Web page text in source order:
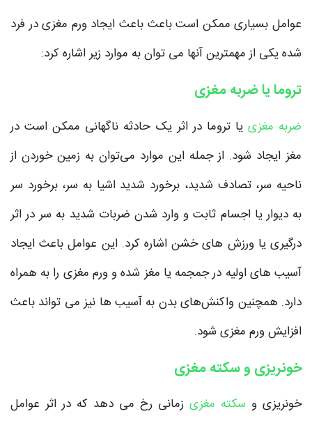
عوامل بسیاری ممکن است باعث باعث ایجاد ورم مغزی در فرد
شده یکی از مهمترین آنها می توان به موارد زیر اشاره کرد:
تروما یا ضربه مغزی
ضربه مغزی یا تروما در اثر یک حادثه ناگهانی ممکن است در
مغز ایجاد شود. از جمله این موارد می‌توان به زمین خوردن از
ناحیه سر، تصادف شدید، برخورد شدید اشیا به سر، برخورد سر
به دیوار یا اجسام ثابت و وارد شدن ضربات شدید به سر در اثر
درگیری یا ورزش های خشن اشاره کرد. این عوامل باعث ایجاد
آسیب های اولیه در جمجمه یا مغز شده و ورم مغزی را به همراه
دارد. همچنین واکنش‌های بدن به آسیب ها نیز می تواند باعث
افزایش ورم مغزی شود.
خونریزی و سکته مغزی
خونریزی و سکته مغزی زمانی رخ می دهد که در اثر عوامل